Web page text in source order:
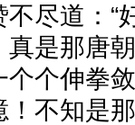
尽道：“
是那唐
个伸拳
不知是